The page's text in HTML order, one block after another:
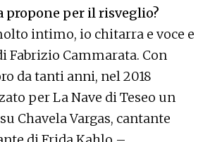
propone per il risveglio?
intimo, io chitarra e voce e
Fabrizio Cammarata. Con
da tanti anni, nel 2018
per La Nave di Teseo un
Chavela Vargas, cantante